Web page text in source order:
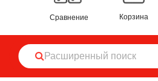
Сравнение Корзина